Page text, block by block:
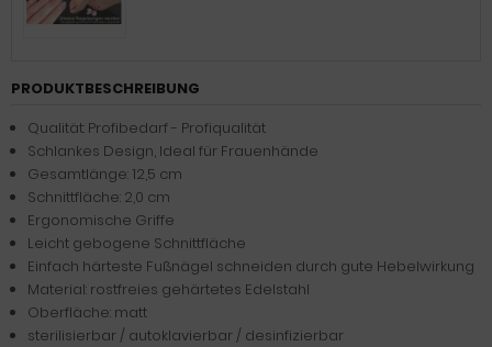
PRODUKTBESCHREIBUNG
Qualität: Profibedarf - Profiqualität
Schlankes Design, Ideal für Frauenhände
Gesamtlänge: 12,5 cm
Schnittfläche: 2,0 cm
Ergonomische Griffe
Leicht gebogene Schnittfläche
Einfach härteste Fußnägel schneiden durch gute Hebelwirkung
Material: rostfreies gehärtetes Edelstahl
Oberfläche: matt
sterilisierbar / autoklavierbar / desinfizierbar